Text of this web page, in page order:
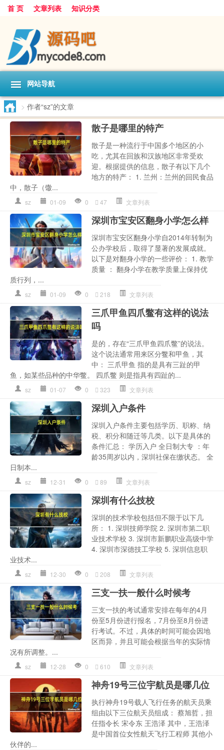
首 页 文章列表 知识分类
网站导航
> 作者“sz”的文章
散子是哪里的特产
散子是一种流行于中国多个地区的小
吃，尤其在回族和汉族地区非常受欢
迎。根据提供的信息，散子有以下几个
地方的特产： 1. 兰州：兰州的回民食品
中，散子（馓...
sz 01-09 0 47 文章列表
深圳市宝安区翻身小学怎么样
深圳市宝安区翻身小学自2014年转制为
公办学校后，取得了显著的发展成就。
以下是对翻身小学的一些评价： 1. 教学
质量 ： 翻身小学在教学质量上保持优
质行列，...
sz 01-09 0 218 文章列表
三爪甲鱼四爪鳖有这样的说法
吗
是的，存在“三爪甲鱼四爪鳖”的说法。
这个说法通常用来区分鳖和甲鱼，其
中： 三爪甲鱼 指的是具有三趾的甲
鱼，如某些品种的中华鳖。 四爪鳖 则是指具有四趾的...
sz 01-07 0 323 文章列表
深圳入户条件
深圳入户条件主要包括学历、职称、纳
税、积分和随迁等几类。以下是具体的
条件汇总： 学历入户 全日制大专 ：年
龄35周岁以内，深圳社保在缴状态。 全
日制本...
sz 12-31 0 89 文章列表
深圳有什么技校
深圳的技术学校包括但不限于以下几
所： 1. 深圳技师学院 2. 深圳市第二职
业技术学校 3. 深圳市新鹏职业高级中学
4. 深圳市深德技工学校 5. 深圳信息职
业技术...
sz 12-30 0 208 文章列表
三支一扶一般什么时候考
三支一扶的考试通常安排在每年的4月
份至5月份进行报名，7月份至8月份进
行考试。不过，具体的时间可能会因地
区而异，并且可能会根据当年的实际情
况有所调整。...
sz 12-28 0 610 文章列表
神舟19号三位宇航员是哪几位
执行神舟19号载人飞行任务的航天员乘
组由以下三位航天员组成： 蔡旭哲，担
任指令长 宋令东 王浩泽 其中，王浩泽
是中国首位女性航天飞行工程师 其他小
伙伴的...